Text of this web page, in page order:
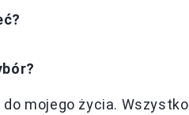
mojego życia. Wszystko